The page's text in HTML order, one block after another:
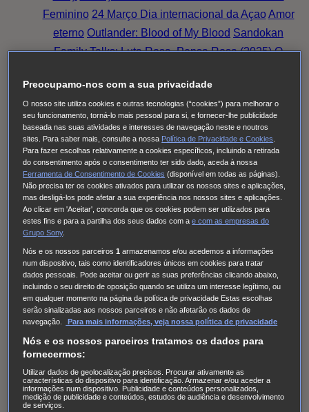
Feminino 24 Março Dia internacional da Açao Amor
eterno Outlander: Blood of My Blood Sandokan
Family Talks: Luta Rosa, Pensa Rosa (2025) O
HUDSON & REX Cobra Kai Family Talks: Silver
Generation O MEU NOME É FARAH THE
NARROW ROAD TO THE DEEP NORTH Tom &
Lola Long Bright RiverAlert Doutora Larsen Quarto
309 Red Eye High Country Family Talks: Luta Rosa,
Pensa Rosa (2024) Family Talks: Mulheres WOW
Homem Errado S.W.A.T.: Força de intervenção
Viola Come Il Mare Frente a Frente Family Talks:
Luta Rosa, Pensa Rosa (2023)
Cinema à Portuguesa Os Filmes da Tua Vida
Cinema com C Maiúsculo Frente a Frente Three
Pines
The Good Karma Hospital Einstein
O Paraíso
das SenhorasAlert: Unidade de Pessoas
Split T2
Os Larkins
Superdotada -
Disponível no AXN NowAmazing Grace -
Disponível no AXN Now Family Law - Disponível no
AXN Now
Preocupamo-nos com a sua privacidade
O nosso site utiliza cookies e outras tecnologias (“cookies”) para melhorar o
seu funcionamento, torná-lo mais pessoal para si, e fornecer-lhe publicidade
baseada nas suas atividades e interesses de navegação neste e noutros
sites. Para saber mais, consulte a nossa Política de Privacidade e Cookies
Para fazer escolhas relativamente a cookies específicos, incluindo a retirada
do consentimento após o consentimento ter sido dado, aceda à nossa
Ferramenta de Consentimento de Cookies (disponível em todas as páginas).
Não precisa ter os cookies ativados para utilizar os nossos sites e aplicações,
mas desligá-los pode afetar a sua experiência nos nossos sites e aplicações.
Ao clicar em 'Aceitar', concorda que os cookies podem ser utilizados para
estes fins e para a partilha dos seus dados com ae comas empresas do
Grupo Sony.
Nós e os nossos parceiros1 armazenamos e/ou acedemos a informações
num dispositivo, tais como identificadores únicos em cookies para tratar
dados pessoais. Pode aceitar ou gerir as suas preferências clicando abaixo,
incluindo o seu direito de oposição quando se utiliza um interesse legítimo, ou
em qualquer momento na página da política de privacidade Estas escolhas
serão sinalizadas aos nossos parceiros e não afetarão os dados de
navegação.
Para mais informações, veja nossa política de privacidade
Nós e os nossos parceiros tratamos os dados para
fornecermos:
Utilizar dados de geolocalização precisos. Procurar ativamente as
características do dispositivo para identificação. Armazenar e/ou aceder a
informações num dispositivo. Publicidade e conteúdos personalizados,
medição de publicidade e conteúdos, estudos de audiência e desenvolvimento
de serviços.